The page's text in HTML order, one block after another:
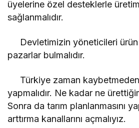
üyelerine özel desteklerle
sağlanmalıdır.
Devletimizin yöneticileri ürün
pazarlar bulmalıdır.
Türkiye zaman kaybetmeden
yapmalıdır. Ne kadar ne
Sonra da tarım planlanmasını
arttırma kanallarını açmalıyız.